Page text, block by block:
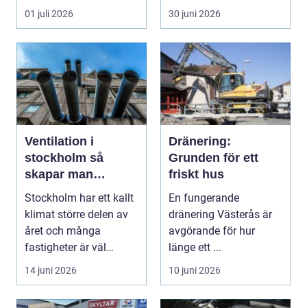
plåtbearbetning. I en
01 juli 2026
stenbrott och åte...
30 juni 2026
Ventilation i
stockholm så
skapar man
hälsosam och
energieffektiv
inomhusluft
Stockholm har ett kallt
klimat större delen av
året och många
fastigheter är väl
isolerade för att s...
14 juni 2026
Dränering:
Grunden för ett
friskt hus
En fungerande
dränering Västerås är
avgörande för hur
länge ett ...
10 juni 2026